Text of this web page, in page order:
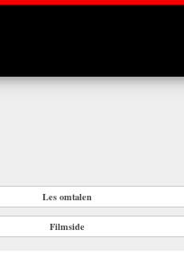
Les omtalen
Filmside